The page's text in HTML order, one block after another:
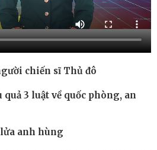
chiến sĩ Thủ đô
3 luật về quốc phòng, an
anh hùng